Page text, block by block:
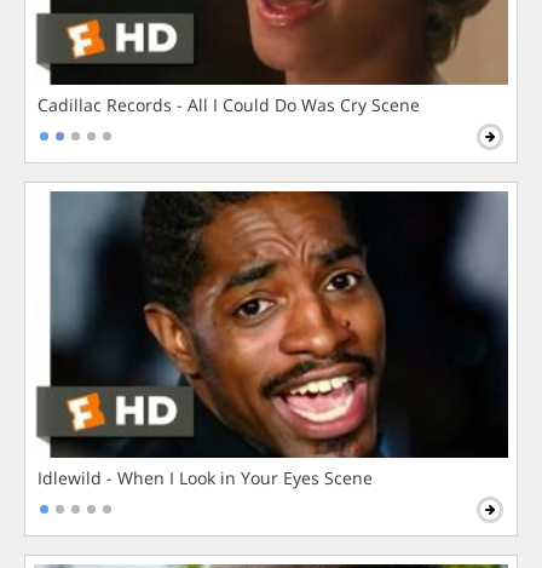
Cadillac Records - All I Could Do Was Cry Scene
Idlewild - When I Look in Your Eyes Scene